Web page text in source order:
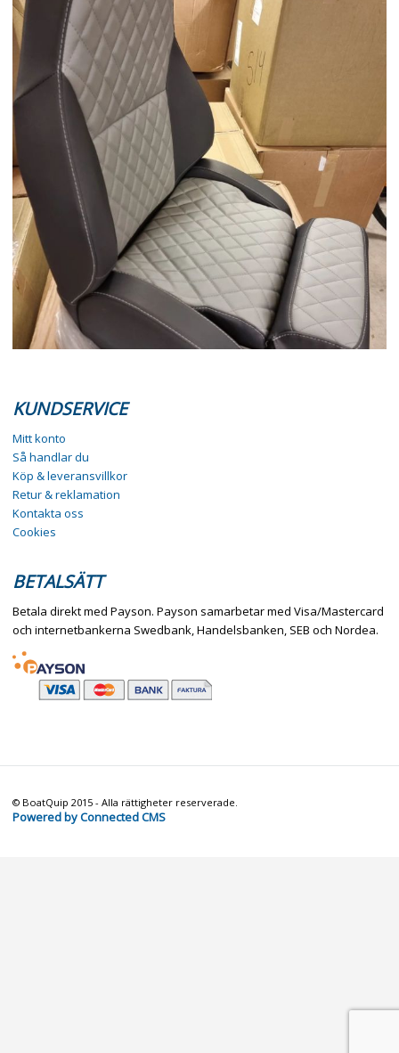
KUNDSERVICE
Mitt konto
Så handlar du
Köp & leveransvillkor
Retur & reklamation
Kontakta oss
Cookies
BETALSÄTT
Betala direkt med Payson. Payson samarbetar med Visa/Mastercard
och internetbankerna Swedbank, Handelsbanken, SEB och Nordea.
© BoatQuip 2015 - Alla rättigheter reserverade.
Powered by Connected CMS